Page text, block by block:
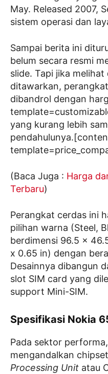
May. Released 2007,
sistem operasi dan
Sampai berita ini
belum secara resmi
slide. Tapi jika
ditawarkan,
dibandrol dengan
yang kurang lebih
(Baca Juga : Harga
Terbaru)
Perangkat cerdas ini
pilihan warna (Steel,
berdimensi 96.5 x
x 0.65 in) dengan
Desainnya dibangun
slot SIM card yang
support Mini-SIM.
Spesifikasi Nokia
Pada sektor
mengandalkan
Processing Unit atau